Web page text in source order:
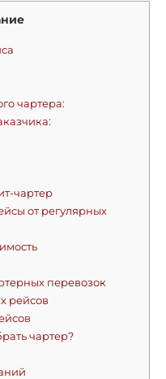
чартера:
чартер
от регулярных
перевозок
рейсов
чартер?